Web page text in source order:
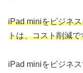
iPad miniをビジネ
トは、コスト削減で
iPad miniをビジネ